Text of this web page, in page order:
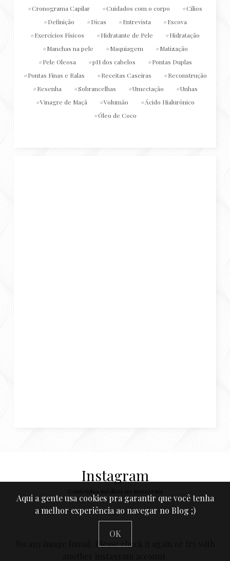
Cronograma Capilar
Cuidados com o corpo
Cílios
Definição
Dicas Entrevista
Escova
Exercícios Físicos
Hidratante de Pele
Hidratação
Manchas na pele
Maquiagem
Matização
Pele Oleosa
pH dos cabelos
Pontas Duplas
Pontas Finas e Ralas
Receitas Caseiras
Reconstrução
Resenha
Sobrancelhas Umectação
Unhas
Vinagre de Maçã
Volumão
Ácido Hialurônico
Óleo de Coco
Instagram
Conteúdos inéditos no Instagram
No any image found. Please check it again or try with
Aqui a gente usa cookies pra garantir que você tenha
a melhor experiência ao navegar no Blog ;)
OK